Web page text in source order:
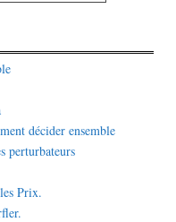
décider ensemble
perturbateurs
Prix.